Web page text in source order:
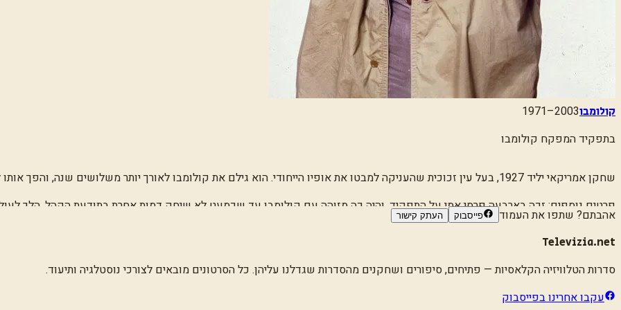
קולומבו1971–2003
בתפקיד המפקח קולומבו
שחקן אמריקאי יליד 1927, בעל עין זכוכית שהעניקה למבטו את אופיו הייחודי. הוא גילם את קולומבו לאורך יותר משלושים שנה, והפך אותו לאחד הבלשים האהובים בהיסטוריה של הטלוויזיה.
פרטים נוספים: זכה בארבעה פרסי אמי על התפקיד, והיה כה מזוהה עם קולומבו עד שכמעט לא שיחק דמות אחרת בתודעת הקהל. הלך לעולמו
אהבתם? שתפו את העמוד פייסבוק העתק קישור
Televizia.net
סדרות הטלוויזיה הקלאסיות— פתיחים, סיפורים ושחקנים מהסדרות שגדלנו עליהן. כל הסרטונים מובאים לצורכי נוסטלגיה ותיעוד.
עקבו אחרינו בפייסבוק